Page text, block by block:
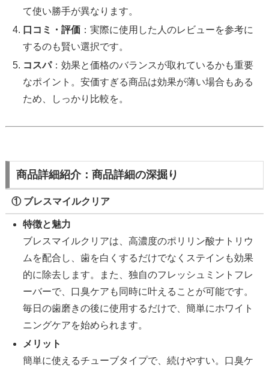
て使い勝手が異なります。
口コミ・評価 ：実際に使用した人のレビューを参考に
するのも賢い選択です。
コスパ：効果と価格のバランスが取れているかも重要
なポイント。安価すぎる商品は効果が薄い場合もある
ため、しっかり比較を。
商品詳細紹介：商品詳細の深掘り
① ブレスマイルクリア
特徴と魅力
ブレスマイルクリアは、高濃度のポリリン酸ナトリウ
ムを配合し、歯を白くするだけでなくステインも効果
的に除去します。また、独自のフレッシュミントフレ
ーバーで、口臭ケアも同時に叶えることが可能です。
毎日の歯磨きの後に使用するだけで、簡単にホワイト
ニングケアを始められます。
メリット
簡単に使えるチューブタイプで、続けやすい。口臭ケ